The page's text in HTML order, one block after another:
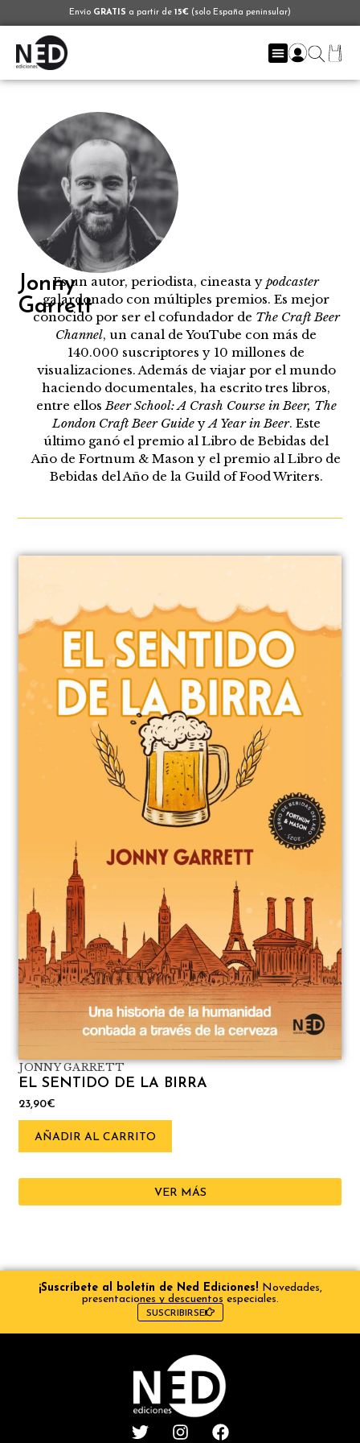
Envío GRATIS a partir de 15€ (solo España peninsular)
Jonny
Garrett
Es un autor, periodista, cineasta ypodcaster
galardonado con múltiples premios. Es mejor
conocido por ser el cofundador de The Craft Beer
Channel, un canal de YouTube con más de
140.000 suscriptores y 10 millones de
visualizaciones. Además de viajar por el mundo
haciendo documentales, ha escrito tres libros,
entre ellosBeer School: A Crash Course in Beer, The
London Craft Beer GuideyA Year in Beer. Este
último ganó el premio al Libro de Bebidas del
Año de Fortnum & Mason y el premio al Libro de
Bebidas del Año de la Guild of Food Writers.
JONNY GARRETT
EL SENTIDO DE LA BIRRA
23,90€
AÑADIR AL CARRITO
VER MÁS
¡Suscríbete al boletín de Ned Ediciones! Novedades,
presentaciones y descuentos especiales.
SUSCRIBIRSE